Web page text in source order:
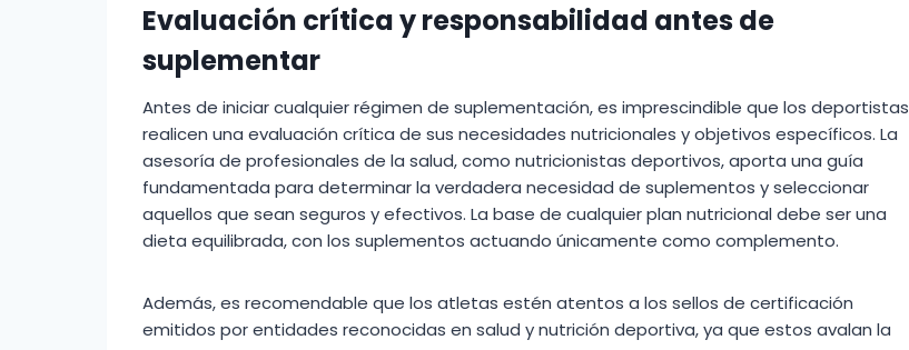
Evaluación crítica y responsabilidad antes de
suplementar
Antes de iniciar cualquier régimen de suplementación, es imprescindible que los deportistas
realicen una evaluación crítica de sus necesidades nutricionales y objetivos específicos. La
asesoría de profesionales de la salud, como nutricionistas deportivos, aporta una guía
fundamentada para determinar la verdadera necesidad de suplementos y seleccionar
aquellos que sean seguros y efectivos. La base de cualquier plan nutricional debe ser una
dieta equilibrada, con los suplementos actuando únicamente como complemento.
Además, es recomendable que los atletas estén atentos a los sellos de certificación
emitidos por entidades reconocidas en salud y nutrición deportiva, ya que estos avalan la